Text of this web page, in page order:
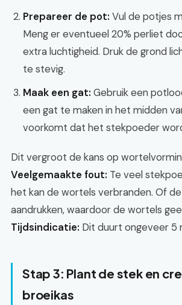
Prepareer de pot: Vul de potjes
Meng er eventueel 20% perliet
extra luchtigheid. Druk de grond
te stevig.
Maak een gat: Gebruik een
een gat te maken in het midden
voorkomt dat het stekpoeder
Dit vergroot de kans op
Veelgemaakte fout: Te veel
het kan de wortels verbranden. Of
aandrukken, waardoor de wortels
Tijdsindicatie: Dit duurt ongeveer 5
Stap 3: Plant de stek en
broeikas